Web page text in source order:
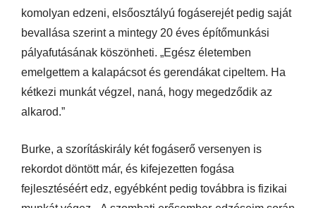
komolyan edzeni, elsőosztályú fogáserejét pedig saját
bevallása szerint a mintegy 20 éves építőmunkási
pályafutásának köszönheti. „Egész életemben
emelgettem a kalapácsot és gerendákat cipeltem. Ha
kétkezi munkát végzel, naná, hogy megedződik az
alkarod.”
Burke, a szorításkirály két fogáserő versenyen is
rekordot döntött már, és kifejezetten fogása
fejlesztéséért edz, egyébként pedig továbbra is fizikai